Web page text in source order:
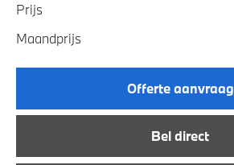
Prijs
Maandprijs
Offerte aanvraag
Bel direct